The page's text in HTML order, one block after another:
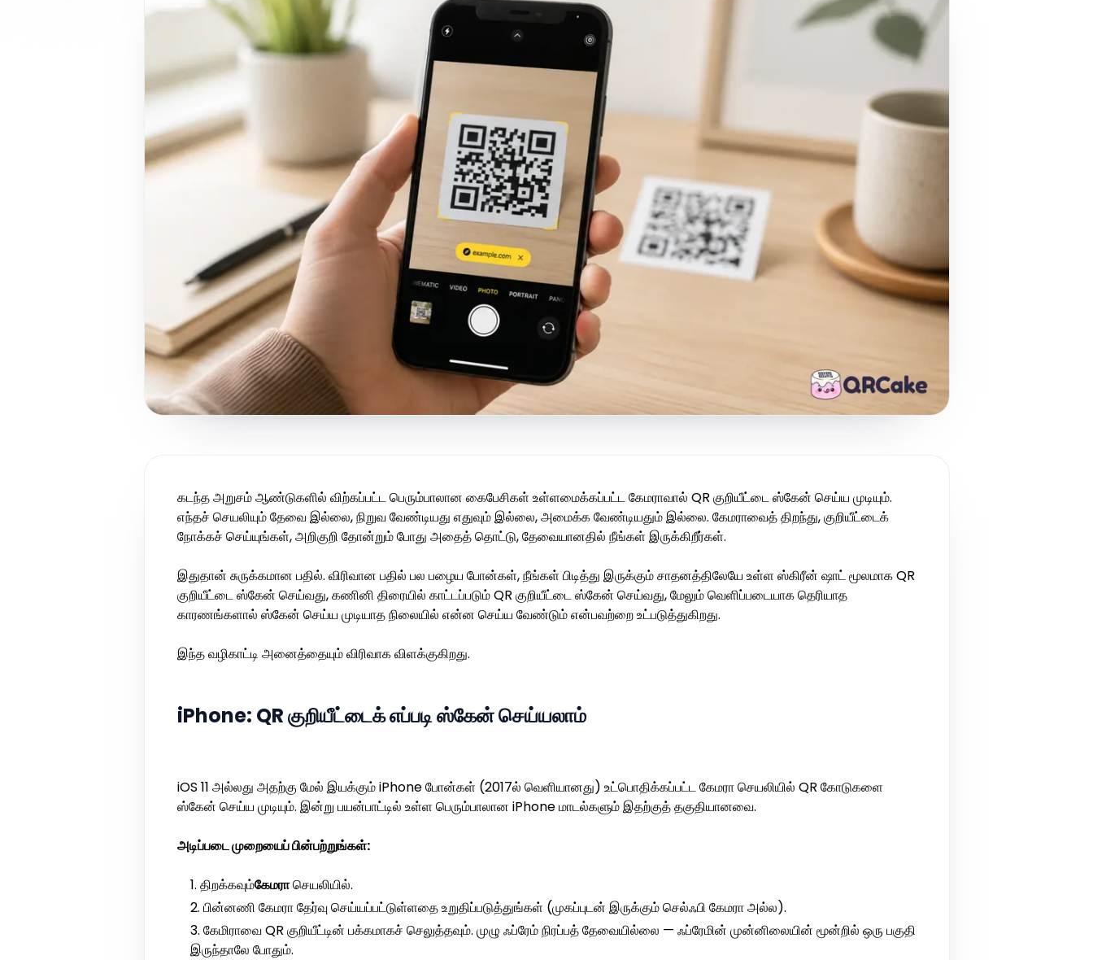
கடந்த அறுசம் ஆண்டுகளில் விற்கப்பட்ட பெரும்பாலான கைபேசிகள் உள்ளமைக்கப்பட்ட கேமராவால் QR குறியீட்டை ஸ்கேன் செய்ய முடியும்.
எந்தச் செயலியும் தேவை இல்லை, நிறுவ வேண்டியது எதுவும் இல்லை, அமைக்க வேண்டியதும் இல்லை. கேமராவைத் திறந்து, குறியீட்டைக்
நோக்கச் செய்யுங்கள், அறிகுறி தோன்றும் போது அதைத் தொட்டு, தேவையானதில் நீங்கள் இருக்கிறீர்கள்.
இதுதான் சுருக்கமான பதில். விரிவான பதில் பல பழைய போன்கள், நீங்கள் பிடித்து இருக்கும் சாதனத்திலேயே உள்ள ஸ்கிரீன் ஷாட் மூலமாக QR
குறியீட்டை ஸ்கேன் செய்வது, கணினி திரையில் காட்டப்படும் QR குறியீட்டை ஸ்கேன் செய்வது, மேலும் வெளிப்படையாக தெரியாத
காரணங்களால் ஸ்கேன் செய்ய முடியாத நிலையில் என்ன செய்ய வேண்டும் என்பவற்றை உட்படுத்துகிறது.
இந்த வழிகாட்டி அனைத்தையும் விரிவாக விளக்குகிறது.
iPhone: QR குறியீட்டைக் எப்படி ஸ்கேன் செய்யலாம்
iOS 11 அல்லது அதற்கு மேல் இயக்கும் iPhone போன்கள் (2017ல் வெளியானது) உட்பொதிக்கப்பட்ட கேமரா செயலியில் QR கோடுகளை
ஸ்கேன் செய்ய முடியும். இன்று பயன்பாட்டில் உள்ள பெரும்பாலான iPhone மாடல்களும் இதற்குத் தகுதியானவை.
அடிப்படை முறையைப் பின்பற்றுங்கள்:
திறக்கவும்கேமராசெயலியில்.
பின்னணி கேமரா தேர்வு செய்யப்பட்டுள்ளதை உறுதிப்படுத்துங்கள் (முகப்புடன் இருக்கும் செல்ஃபி கேமரா அல்ல).
கேமிராவை QR குறியீட்டின் பக்கமாகச் செலுத்தவும். முழு ஃப்ரேம் நிரப்பத் தேவையில்லை — ஃப்ரேமின் முன்னிலையின் மூன்றில் ஒரு பகுதி
இருந்தாலே போதும்.